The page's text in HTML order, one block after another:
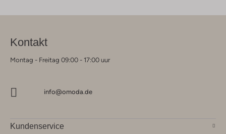
Kontakt
Montag - Freitag 09:00 - 17:00 uur
info@omoda.de
Kundenservice